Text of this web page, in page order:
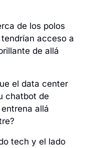
de los polos
acceso a
de allá
el data center
chatbot de
allá
tech y el lado